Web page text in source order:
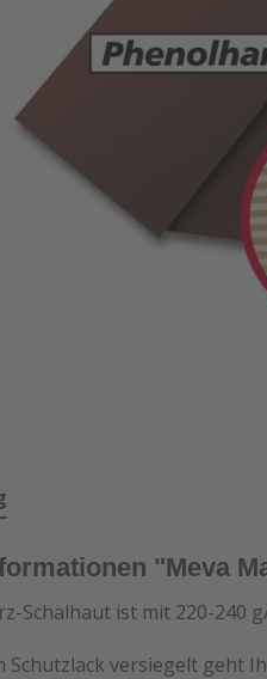
"Meva
Schalhaut ist mit 220-240
Schutzlack versiegelt geht